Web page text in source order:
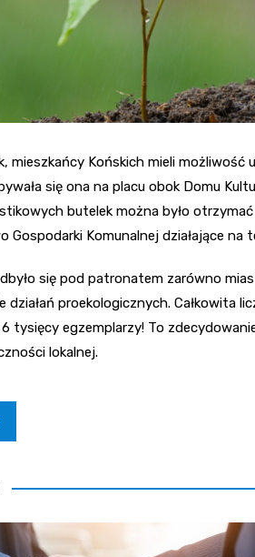
mieszkańcy Końskich mieli
się ona na placu obok Domu
butelek można było
Gospodarki Komunalnej działające na
się pod patronatem zarówno
działań proekologicznych. Całkowita
tysięcy egzemplarzy! To
lokalnej.